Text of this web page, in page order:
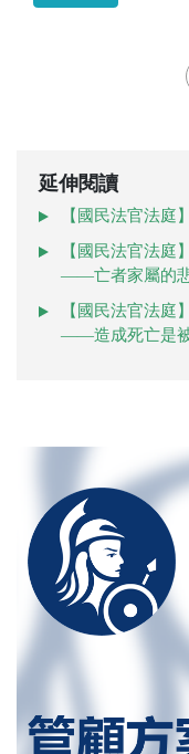
延伸閱讀
【國民法官法
【國民法官法庭
——亡者家屬的
【國民法官法庭
——造成死亡是被